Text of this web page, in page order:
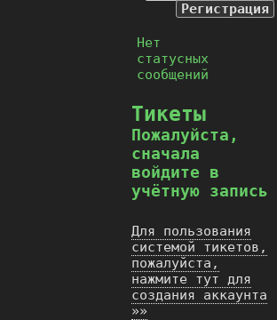
Регистрация
Нет
статусных
сообщений
Тикеты
Пожалуйста,
сначала
войдите в
учётную запись
Для пользования
системой тикетов,
пожалуйста,
нажмите тут для
создания аккаунта
»»